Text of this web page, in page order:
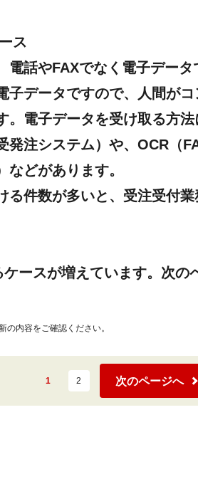
ス
電話やFAXでなく電子デー
子データですので、人間が
。電子データを受け取る方
発注システム）や、OCR（
などがあります。
る件数が多いと、受注受付
ースが増えています。次の
内容をご確認ください。
1 2 次のページへ